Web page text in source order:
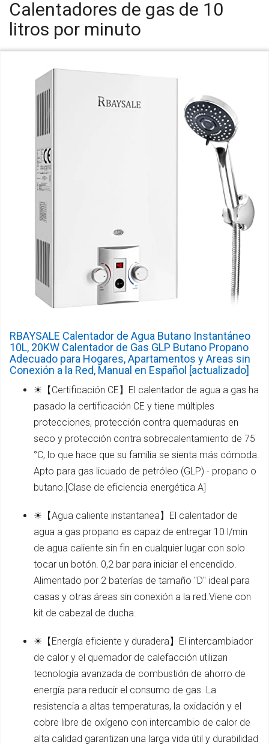
Calentadores de gas de 10
litros por minuto
RBAYSALE Calentador de Agua Butano Instantáneo
10L, 20KW Calentador de Gas GLP Butano Propano
Adecuado para Hogares, Apartamentos y Areas sin
Conexión a la Red, Manual en Español [actualizado]
☀【Certificación CE】El calentador de agua a gas ha
pasado la certificación CE y tiene múltiples
protecciones, protección contra quemaduras en
seco y protección contra sobrecalentamiento de 75
°C, lo que hace que su familia se sienta más cómoda.
Apto para gas licuado de petróleo (GLP) - propano o
butano.[Clase de eficiencia energética A]
☀【Agua caliente instantanea】El calentador de
agua a gas propano es capaz de entregar 10 l/min
de agua caliente sin fin en cualquier lugar con solo
tocar un botón. 0,2 bar para iniciar el encendido.
Alimentado por 2 baterías de tamaño "D" ideal para
casas y otras áreas sin conexión a la red.Viene con
kit de cabezal de ducha.
☀【Energía eficiente y duradera】El intercambiador
de calor y el quemador de calefacción utilizan
tecnología avanzada de combustión de ahorro de
energía para reducir el consumo de gas. La
resistencia a altas temperaturas, la oxidación y el
cobre libre de oxígeno con intercambio de calor de
alta calidad garantizan una larga vida útil y durabilidad